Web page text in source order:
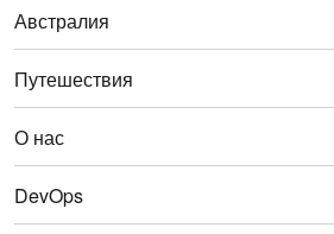
Австралия
Путешествия
О нас
DevOps